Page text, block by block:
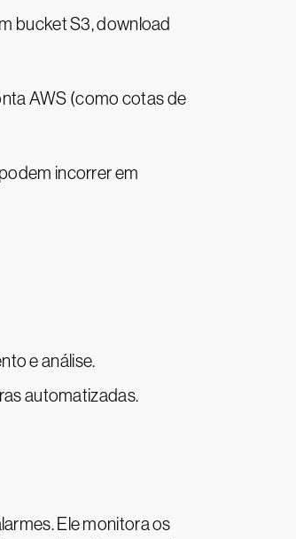
bucket S3, download
AWS (como cotas de
incorrer em
e análise.
automatizadas.
Ele monitora os